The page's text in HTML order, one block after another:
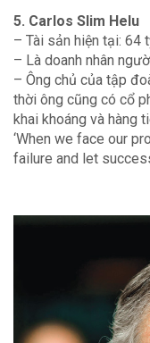
5. Carlos Slim Helu
– Tài sản hiện tại: 64
– Là doanh nhân
– Ông chủ của tập
thời ông cũng có cổ
khai khoáng và hàng
‘When we face our
failure and let